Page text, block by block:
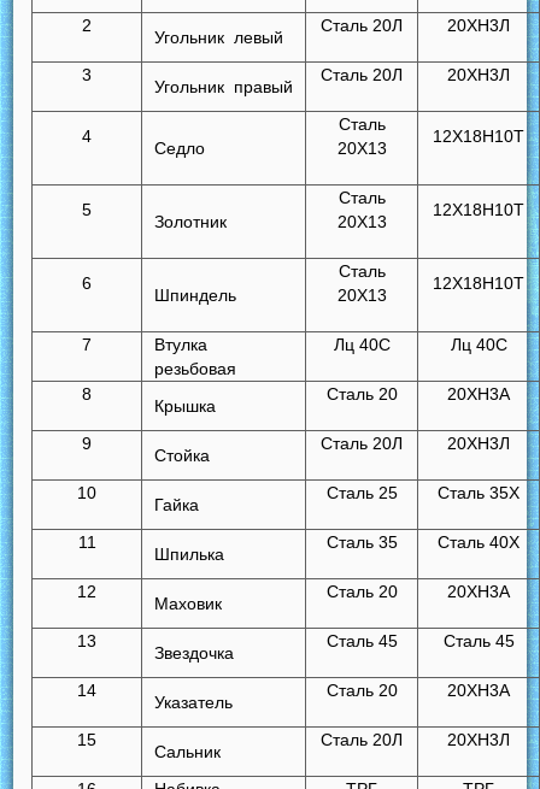
2
Угольник левый
Сталь 20Л 20ХН3Л
3
Угольник правый
Сталь 20Л 20ХН3Л
4
Седло
Сталь
20Х13
12Х18Н10Т
5
Золотник
Сталь
20Х13
12Х18Н10Т
6
Шпиндель
Сталь
20Х13
12Х18Н10Т
7
Втулка
резьбовая
Лц 40С Лц 40С
8
Крышка
Сталь 20 20ХН3А
9
Стойка
Сталь 20Л 20ХН3Л
10
Гайка
Сталь 25 Сталь 35Х
11
Шпилька
Сталь 35 Сталь 40Х
12
Маховик
Сталь 20 20ХН3А
13
Звездочка
Сталь 45 Сталь 45
14
Указатель
Сталь 20 20ХН3А
15
Сальник
Сталь 20Л 20ХН3Л